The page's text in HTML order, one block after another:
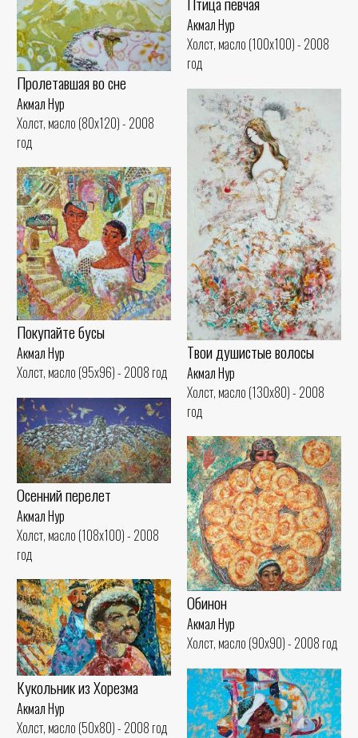
Акмал Нур
Холст, масло (100x100) - 2008
год
Пролетавшая во сне
Акмал Нур
Холст, масло (80x120) - 2008
год
Твои душистые волосы
Акмал Нур
Холст, масло (130x80) - 2008
год
Покупайте бусы
Акмал Нур
Холст, масло (95x96) - 2008 год
Осенний перелет
Акмал Нур
Холст, масло (108x100) - 2008
год
Обинон
Акмал Нур
Холст, масло (90x90) - 2008 год
Кукольник из Хорезма
Акмал Нур
Холст, масло (50x80) - 2008 год